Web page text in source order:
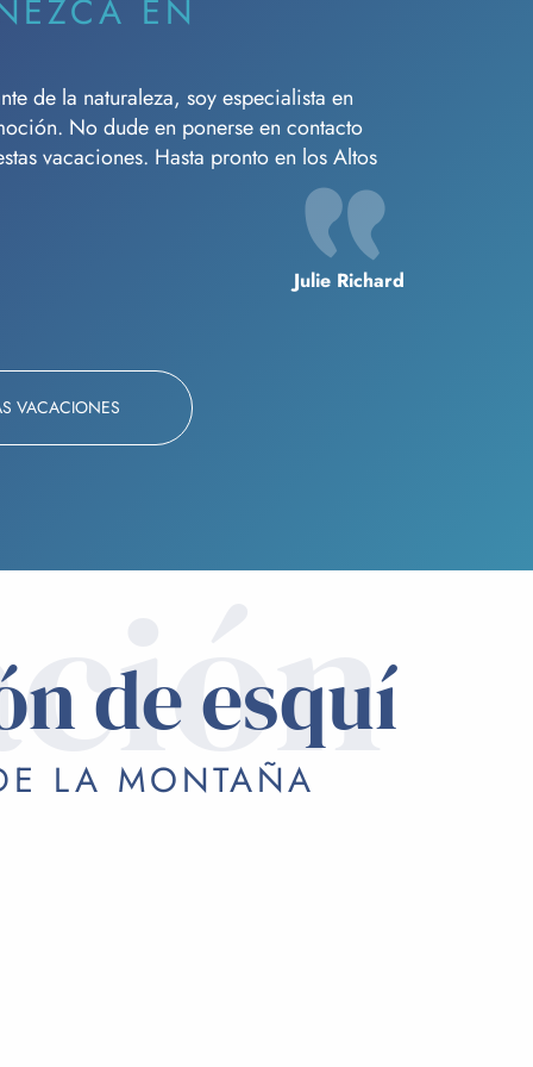
EN
de la naturaleza, soy especialista en
No dude en ponerse en contacto
vacaciones. Hasta pronto en los Altos
Julie Richard
VACACIONES
de esquí
LA MONTAÑA